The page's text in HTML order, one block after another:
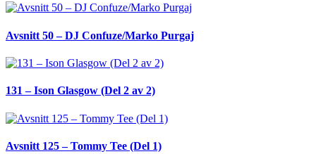
Avsnitt 50 – DJ Confuze/Marko Purgaj
131 – Ison Glasgow (Del 2 av 2)
Avsnitt 125 – Tommy Tee (Del 1)